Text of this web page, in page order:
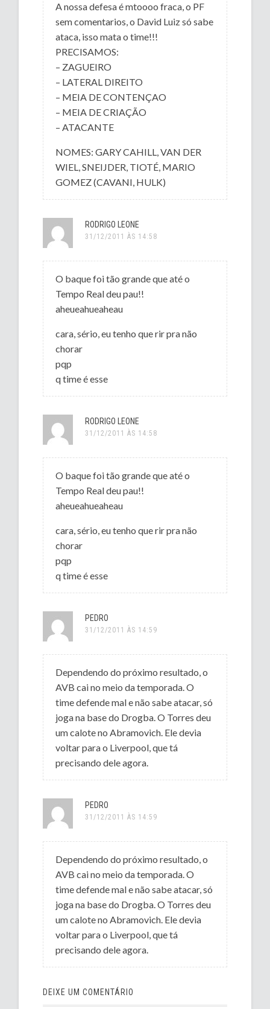
A nossa defesa é mtoooo fraca, o PF
sem comentarios, o David Luiz só sabe
ataca, isso mata o time!!!
PRECISAMOS:
– ZAGUEIRO
– LATERAL DIREITO
– MEIA DE CONTENÇAO
– MEIA DE CRIAÇÃO
– ATACANTE
NOMES: GARY CAHILL, VAN DER
WIEL, SNEIJDER, TIOTÉ, MARIO
GOMEZ (CAVANI, HULK)
RODRIGO LEONE
31/12/2011 ÀS 14:58
O baque foi tão grande que até o
Tempo Real deu pau!!
aheueahueaheau
cara, sério, eu tenho que rir pra não
chorar
pqp
q time é esse
RODRIGO LEONE
31/12/2011 ÀS 14:58
O baque foi tão grande que até o
Tempo Real deu pau!!
aheueahueaheau
cara, sério, eu tenho que rir pra não
chorar
pqp
q time é esse
PEDRO
31/12/2011 ÀS 14:59
Dependendo do próximo resultado, o
AVB cai no meio da temporada. O
time defende mal e não sabe atacar, só
joga na base do Drogba. O Torres deu
um calote no Abramovich. Ele devia
voltar para o Liverpool, que tá
precisando dele agora.
PEDRO
31/12/2011 ÀS 14:59
Dependendo do próximo resultado, o
AVB cai no meio da temporada. O
time defende mal e não sabe atacar, só
joga na base do Drogba. O Torres deu
um calote no Abramovich. Ele devia
voltar para o Liverpool, que tá
precisando dele agora.
DEIXE UM COMENTÁRIO